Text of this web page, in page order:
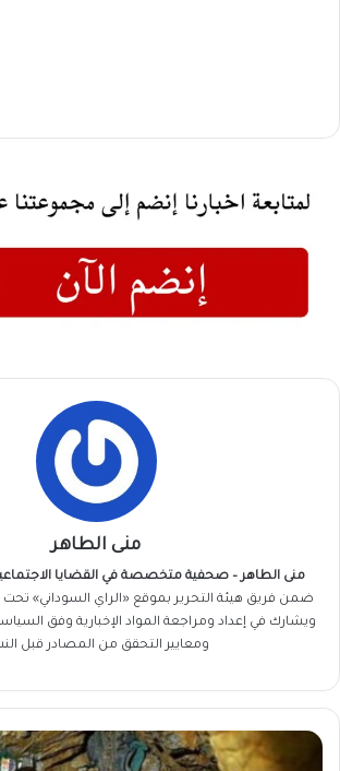
منى الطاهر
منى الطاهر – صحفية متخصصة في القضايا الاجتماعية
ضمن فريق هيئة التحرير بموقع «الراي السوداني»
ويشارك في إعداد ومراجعة المواد الإخبارية وفق
ومعايير التحقق من المصادر قبل
الخرطوم